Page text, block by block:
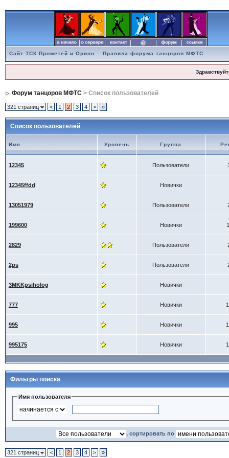
Сайт ТСК Прометей и Орион Правила форума танцоров МФТС
Форум танцоров МФТС> Список пользователей
321 страниц < 1 2 3 4 > »
Список пользователей
Имя Уровень Группа
12345 Пользователи
12345ffdd Новички
13051979 Пользователи
199600 Новички
2829 Пользователи
2ps Пользователи
3MKKpsiholog Новички
777 Новички
995 Новички
995175 Новички
Фильтры поиска
Имя пользователя
, сортировать по
321 страниц < 1 2 3 4 > »